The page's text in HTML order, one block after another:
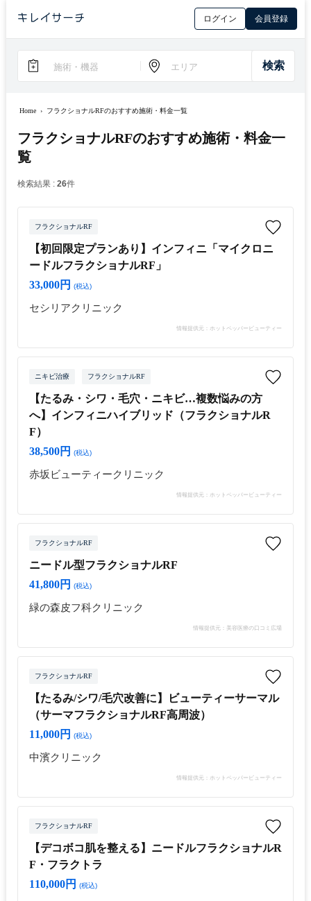
ログイン 会員登録
Home › フラクショナルRFのおすすめ施術・料金一覧
フラクショナルRFのおすすめ施術・料金一
覧
検索結果 : 26件
フラクショナルRF
【初回限定プランあり】インフィニ「マイクロニ
ードルフラクショナルRF」
33,000円
(税込)
セシリアクリニック
情報提供元：ホットペッパービューティー
ニキビ治療 フラクショナルRF
【たるみ・シワ・毛穴・ニキビ…複数悩みの方
へ】インフィニハイブリッド（フラクショナルR
F）
38,500円
(税込)
赤坂ビューティークリニック
情報提供元：ホットペッパービューティー
フラクショナルRF
ニードル型フラクショナルRF
41,800円
(税込)
緑の森皮フ科クリニック
情報提供元：美容医療の口コミ広場
フラクショナルRF
【たるみ/シワ/毛穴改善に】ビューティーサーマル
（サーマフラクショナルRF高周波）
11,000円
(税込)
中濱クリニック
情報提供元：ホットペッパービューティー
フラクショナルRF
【デコボコ肌を整える】ニードルフラクショナルR
F・フラクトラ
110,000円
(税込)